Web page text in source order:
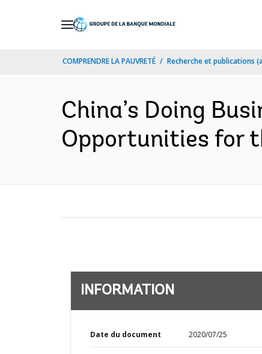
COMPRENDRE LA PAUVRETÉ Recherche et publications
China’s Doing
Opportunities for
INFORMATION
Date du document 2020/07/25